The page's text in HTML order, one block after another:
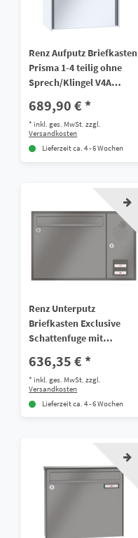
Renz Aufputz Briefkasten
Prisma 1-4 teilig ohne
Sprech/Klingel V4A
689,90 € *
*inkl. ges. MwSt. zzgl.
Versandkosten
Lieferzeit ca. 4 - 6 Wochen
Renz Unterputz
Briefkasten Exclusive
Schattenfuge mit
Galfan Stahl
636,35 € *
*inkl. ges. MwSt. zzgl.
Versandkosten
Lieferzeit ca. 4 - 6 Wochen